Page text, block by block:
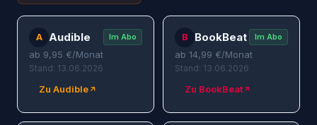
A Audible Im Abo
ab 9,95 €/Monat
Stand: 13.06.2026
Zu Audible
B BookBeat Im Abo
ab 14,99 €/Monat
Stand: 13.06.2026
Zu BookBeat